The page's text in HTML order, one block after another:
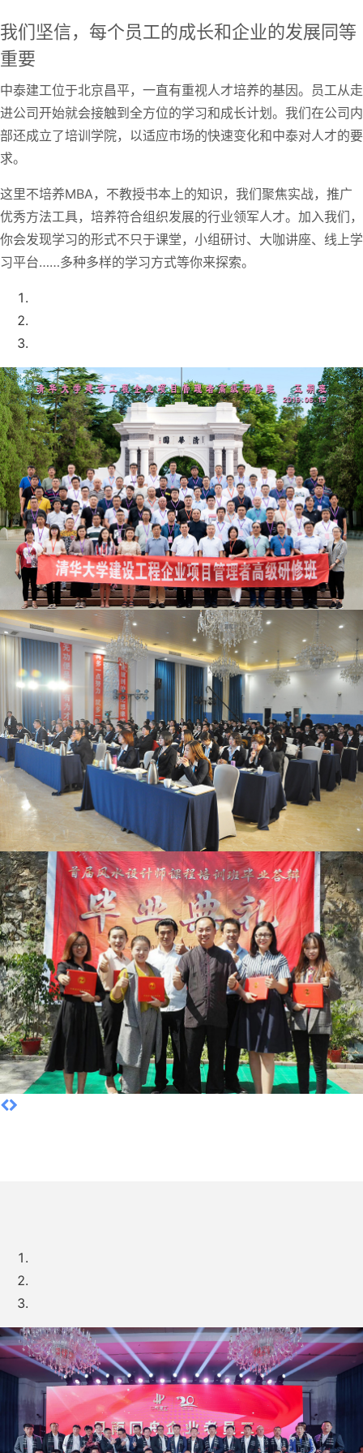
我们坚信，每个员工的成长和企业的发展同等
重要
中泰建工位于北京昌平，一直有重视人才培养的基因。员工从走
进公司开始就会接触到全方位的学习和成长计划。我们在公司内
部还成立了培训学院，以适应市场的快速变化和中泰对人才的要
求。
这里不培养MBA，不教授书本上的知识，我们聚焦实战，推广
优秀方法工具，培养符合组织发展的行业领军人才。加入我们，
你会发现学习的形式不只于课堂，小组研讨、大咖讲座、线上学
习平台……多种多样的学习方式等你来探索。